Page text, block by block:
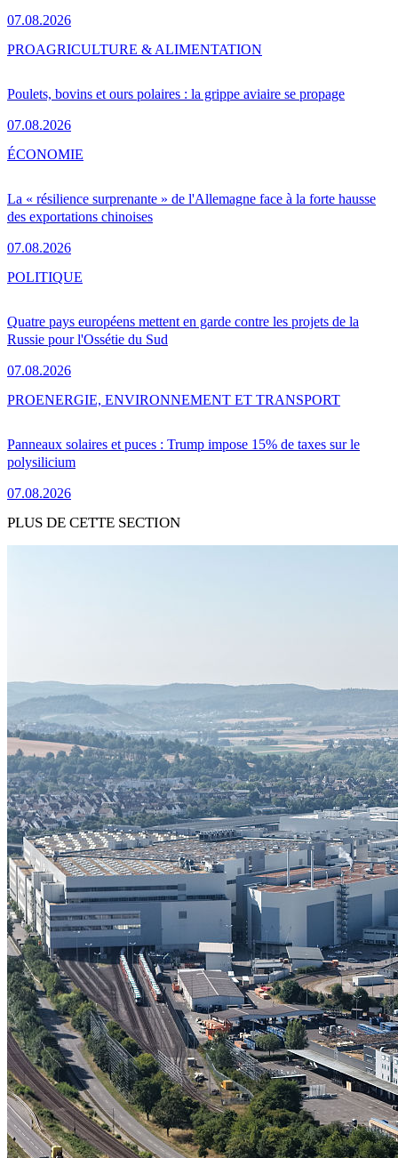
07.08.2026
Poulets, bovins et ours polaires : la grippe aviaire se propage
07.08.2026
PROAGRICULTURE & ALIMENTATION
La « résilience surprenante » de l'Allemagne face à la forte hausse
des exportations chinoises
07.08.2026
ÉCONOMIE
Quatre pays européens mettent en garde contre les projets de la
Russie pour l'Ossétie du Sud
07.08.2026
POLITIQUE
Panneaux solaires et puces : Trump impose 15% de taxes sur le
polysilicium
07.08.2026
PROENERGIE, ENVIRONNEMENT ET TRANSPORT
PLUS DE CETTE SECTION